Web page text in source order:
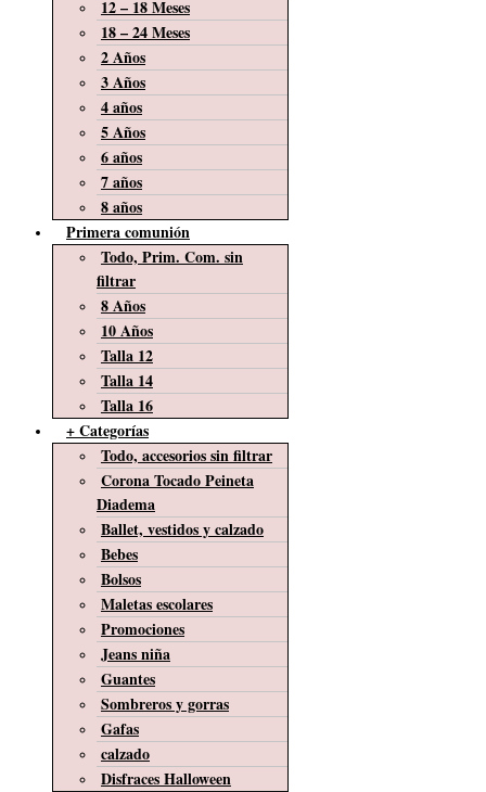
12 – 18 Meses
18 – 24 Meses
2 Años
3 Años
4 años
5 Años
6 años
7 años
8 años
Primera comunión
Todo, Prim. Com. sin
filtrar
8 Años
10 Años
Talla 12
Talla 14
Talla 16
+ Categorías
Todo, accesorios sin filtrar
Corona Tocado Peineta
Diadema
Ballet, vestidos y calzado
Bebes
Bolsos
Maletas escolares
Promociones
Jeans niña
Guantes
Sombreros y gorras
Gafas
calzado
Disfraces Halloween